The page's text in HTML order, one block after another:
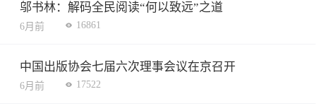
邬书林：解码全民阅读“何以致远”之道
6月前 16861
中国出版协会七届六次理事会议在京召开
6月前 17522